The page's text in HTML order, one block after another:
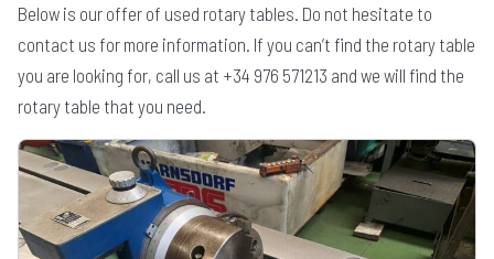
Below is our offer of used rotary tables. Do not hesitate to
contact us for more information. If you can’t find the rotary table
you are looking for, call us at +34 976 571213 and we will find the
rotary table that you need.